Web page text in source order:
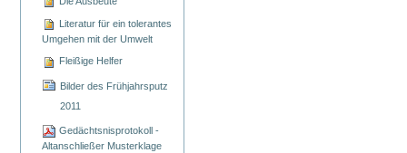
Literatur für ein tolerantes
Umgehen mit der Umwelt
Fleißige Helfer
Bilder des Frühjahrsputz
2011
Gedächtsnisprotokoll -
Altanschließer Musterklage